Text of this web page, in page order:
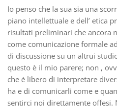
Io penso che la sua sia una
piano intellettuale e dell’ etica
risultati preliminari che ancora
come comunicazione formale
di discussione su un altrui
questo è il mio parere; non ,
che è libero di interpretare
ha e di comunicarli come e
sentirci noi direttamente offesi.